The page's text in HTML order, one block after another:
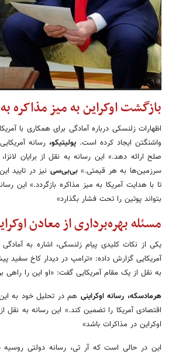
بازگشت اوکراین به میز مذاکره
اظهارات زلنسکی درباره آمادگی برای همکاری با
واشنگتن ایجاد کرده است. پولیتیکو، رسانه
صلح ارائه دهد.» این رسانه به نقل از برایان
سرزمین‌ها به هر قیمتی.»بی‌بی‌سی نیز در تایید
تا با هدایت آمریکا به میز مذاکره بازگردد.» این
بتواند پوتین را تحت فشار بگذارد»
مسئله بهره‌برداری از معادن
یکی از نکات کلیدی پیام زلنسکی، اشاره به
آمریکایی گزارش داده: «ترامپ در دیدار کاخ سفید
به نقل از یک مقام آمریکایی گفت: «او این را راهی
هرمادسکه، رسانه اوکراینی هم در تحلیل خود به
اقتصادی آمریکا را تضمین کند.» این رسانه به
اوکراین در مذاکرات باشد»
این در حالی است که آر تی، رسانه دولتی روسیه